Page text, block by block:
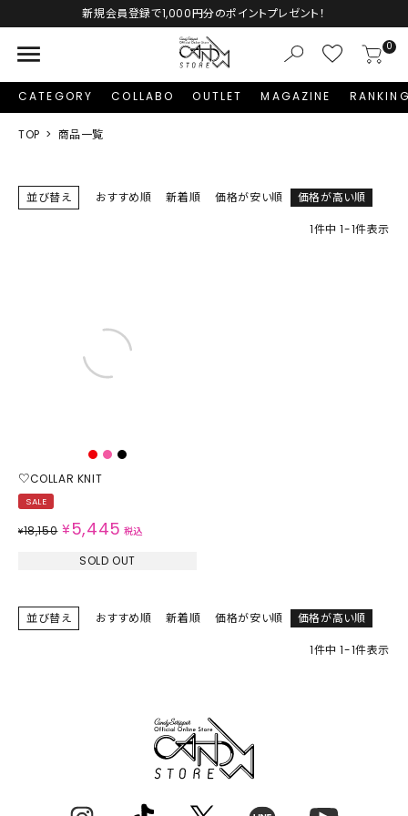
新規会員登録で1,000円分のポイントプレゼント！
menu 0
CATEGORY COLLABO OUTLET MAGAZINE
TOP 商品一覧
並び替え おすすめ順 新着順 価格が安い順 価格が高い順
1件中 1-1件表示
♡COLLAR KNIT
SALE
¥18,150 ¥ 5,445 税込
SOLD OUT
並び替え おすすめ順 新着順 価格が安い順 価格が高い順
1件中 1-1件表示